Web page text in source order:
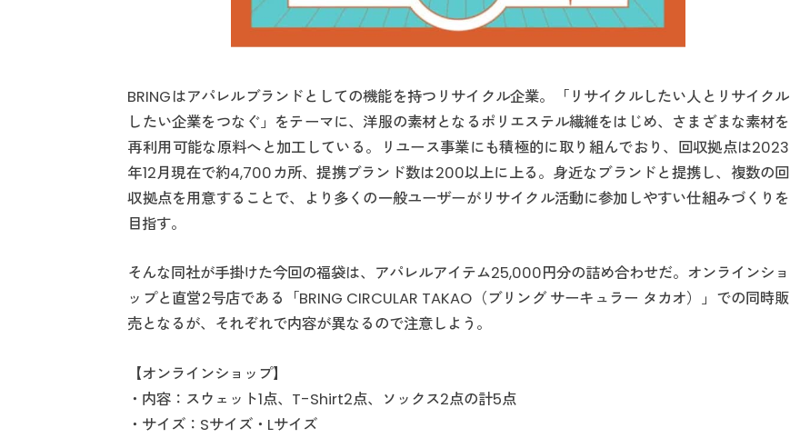
BRINGはアパレルブランドとしての機能を持つリサイクル企業。「リサイクルしたい人とリサイクル
したい企業をつなぐ」をテーマに、洋服の素材となるポリエステル繊維をはじめ、さまざまな素材を
再利用可能な原料へと加工している。リユース事業にも積極的に取り組んでおり、回収拠点は2023
年12月現在で約4,700カ所、提携ブランド数は200以上に上る。身近なブランドと提携し、複数の回
収拠点を用意することで、より多くの一般ユーザーがリサイクル活動に参加しやすい仕組みづくりを
目指す。
そんな同社が手掛けた今回の福袋は、アパレルアイテム25,000円分の詰め合わせだ。オンラインショ
ップと直営2号店である「BRING CIRCULAR TAKAO（ブリング サーキュラー タカオ）」での同時販
売となるが、それぞれで内容が異なるので注意しよう。
【オンラインショップ】
・内容：スウェット1点、T-Shirt2点、ソックス2点の計5点
・サイズ：Sサイズ・Lサイズ